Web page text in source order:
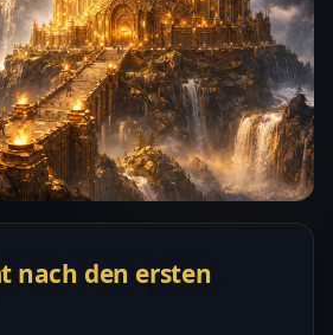
nach den ersten